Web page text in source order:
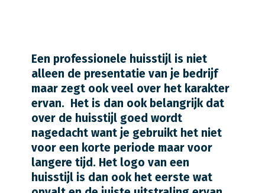
Een professionele huisstijl is niet
alleen de presentatie van je bedrijf
maar zegt ook veel over het karakter
ervan. Het is dan ook belangrijk dat
over de huisstijl goed wordt
nagedacht want je gebruikt het niet
voor een korte periode maar voor
langere tijd. Het logo van een
huisstijl is dan ook het eerste wat